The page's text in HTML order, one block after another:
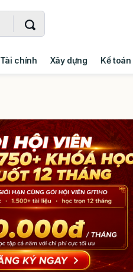
Tài chính Xây dựng Kế toán